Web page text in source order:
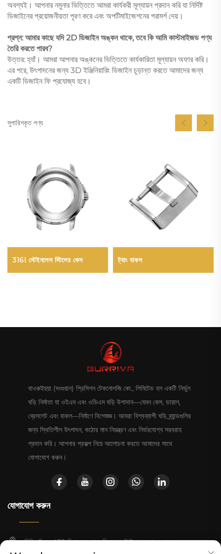
অবশ্যই। আপনার নমুনার ভিত্তিতে আমরা কার্যকরী মূল্যায়ন প্রদান করি যা নির্দিষ্ট
ডিজাইনের প্রয়োজনীয়তা পূরণ করে এবং অপটিমাইজেশনের পরামর্শ দেয়।
প্রশ্ন: আমার কাছে যদি 2D ডিজাইন অঙ্কন থাকে, তবে কি আমি কাস্টমাইজড পণ্য
তৈরি করতে পারব?
উত্তর: হ্যাঁ। আমরা আপনার অঙ্কনের ভিত্তিতে কার্যকারিতা মূল্যায়ন অফার করি।
এর পরে, উৎপাদনের জন্য 3D ইঞ্জিনিয়ারিং ডিজাইন চূড়ান্ত করতে আমাদের জন্য
একটি ডিজাইন ফি প্রযোজ্য হবে।
সুপারিশকৃত পণ্য
316l স্টেইনলেস স্টিলের কেস ট্যাং বাকল
বাওরুইহুয়া (দংগুয়ান) প্রিসিশন টেকনোলজি কো., লিমিটেড হল একটি নির্ভুল
ঘড়ি নির্মাতা যা ওইএম এবং ওডিএম ঘড়ি উপাদান—যেমন কেস, ডায়াল,
ব্রেসলেট এবং বাকল—নির্মাণে বিশেষজ্ঞ। আমরা বিশ্বব্যাপী ঘড়ি ব্র্যান্ডগুলির
জন্য স্থিতিশীল উৎপাদন, কঠোর মান নিয়ন্ত্রণ এবং নির্ভরযোগ্য সরবরাহ
প্রদান করি। আপনার প্রকল্প নিয়ে আলোচনা করতে আমাদের সাথে
যোগাযোগ করুন।
যোগাযোগ করুন
বিল্ডিং 5, নং 459 জিয়াকাও রোড, জিয়েগ্যাং টাউন, ডংগুয়ান, গুয়াংডং